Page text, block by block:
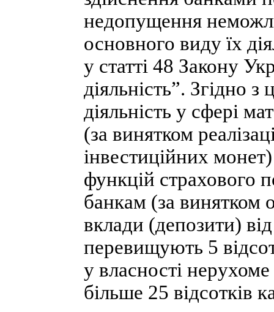
недопущення
основного виду їх
у статті 48 Закону
діяльність”. Згідно
діяльність у сфері
(за винятком
інвестиційних
функцій страхового
банкам (за винятком
вклади (депозити)
перевищують 5
у власності
більше 25 відсотків